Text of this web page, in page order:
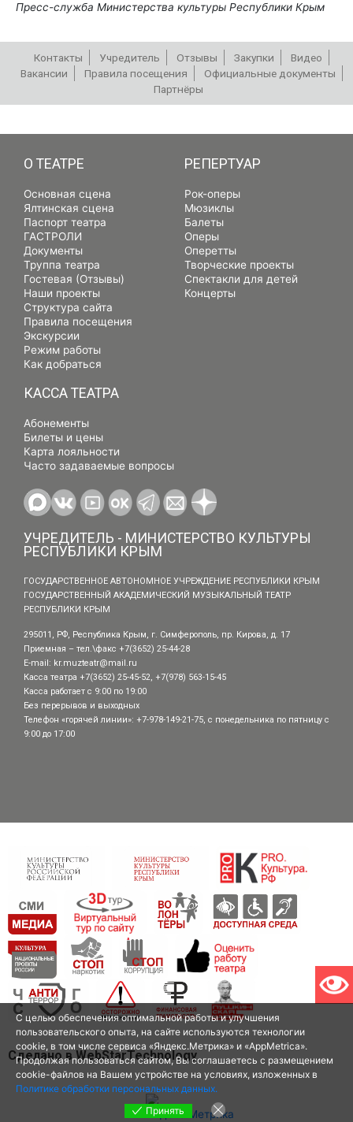
Пресс-служба Министерства культуры Республики Крым
Контакты Учредитель Отзывы Закупки
Видео
Вакансии
Правила посещения
Официальные документы
Партнёры
О ТЕАТРЕ
Основная сцена
Ялтинская сцена
Паспорт театра
ГАСТРОЛИ
Документы
Труппа театра
Гостевая (Отзывы)
Наши проекты
Структура сайта
Правила посещения
Экскурсии
Режим работы
Как добраться
РЕПЕРТУАР
Рок-оперы
Мюзиклы
Балеты
Оперы
Оперетты
Творческие проекты
Спектакли для детей
Концерты
КАССА ТЕАТРА
Абонементы
Билеты и цены
Карта лояльности
Часто задаваемые вопросы
УЧРЕДИТЕЛЬ - МИНИСТЕРСТВО КУЛЬТУРЫ
РЕСПУБЛИКИ КРЫМ
ГОСУДАРСТВЕННОЕ АВТОНОМНОЕ УЧРЕЖДЕНИЕ РЕСПУБЛИКИ КРЫМ
ГОСУДАРСТВЕННЫЙ АКАДЕМИЧЕСКИЙ МУЗЫКАЛЬНЫЙ ТЕАТР
РЕСПУБЛИКИ КРЫМ
295011, РФ, Республика Крым, г. Симферополь, пр. Кирова, д. 17
Приемная – тел.\факс +7(3652) 25-44-28
E-mail: kr.muzteatr@mail.ru
Касса театра +7(3652) 25-45-52, +7(978) 563-15-45
Касса работает с 9:00 по 19:00
Без перерывов и выходных
Телефон «горячей линии»: +7-978-149-21-75, с понедельника по пятницу с
9:00 до 17:00
Сделано в WebStarTechnology
С целью обеспечения оптимальной работы и улучшения
пользовательского опыта, на сайте используются технологии
cookie, в том числе сервиса «Яндекс.Метрика» и «AppMetrica».
Продолжая пользоваться сайтом, Вы соглашаетесь с размещением
cookie-файлов на Вашем устройстве на условиях, изложенных в
Политике обработки персональных данных.
Принять